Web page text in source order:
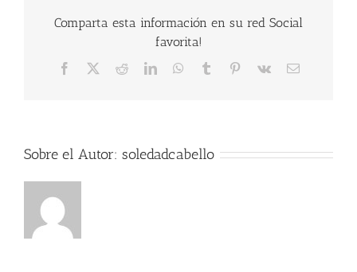
Comparta esta información en su red Social
favorita!
Facebook RedditLinkedInWhatsApp
Tumblr Pinterest
Vk
Correo
Sobre el Autor: soledadcabello